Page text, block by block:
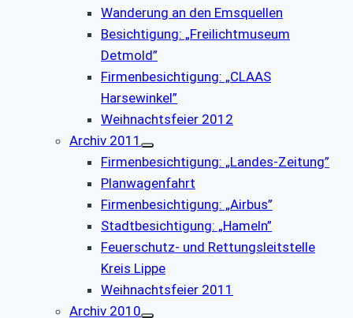
Wanderung an den Emsquellen
Besichtigung: „Freilichtmuseum
Detmold”
Firmenbesichtigung: „CLAAS
Harsewinkel”
Weihnachtsfeier 2012
Archiv 2011
Firmenbesichtigung: „Landes-Zeitung”
Planwagenfahrt
Firmenbesichtigung: „Airbus”
Stadtbesichtigung: „Hameln”
Feuerschutz- und Rettungsleitstelle
Kreis Lippe
Weihnachtsfeier 2011
Archiv 2010